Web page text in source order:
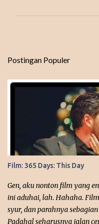
r
Postingan Populer
Film: 365 Days: This Day
Gen, aku nonton film yang
ini aduhai, lah. Hahaha.
syur, dan parahnya
Padahal seharusnya jalan